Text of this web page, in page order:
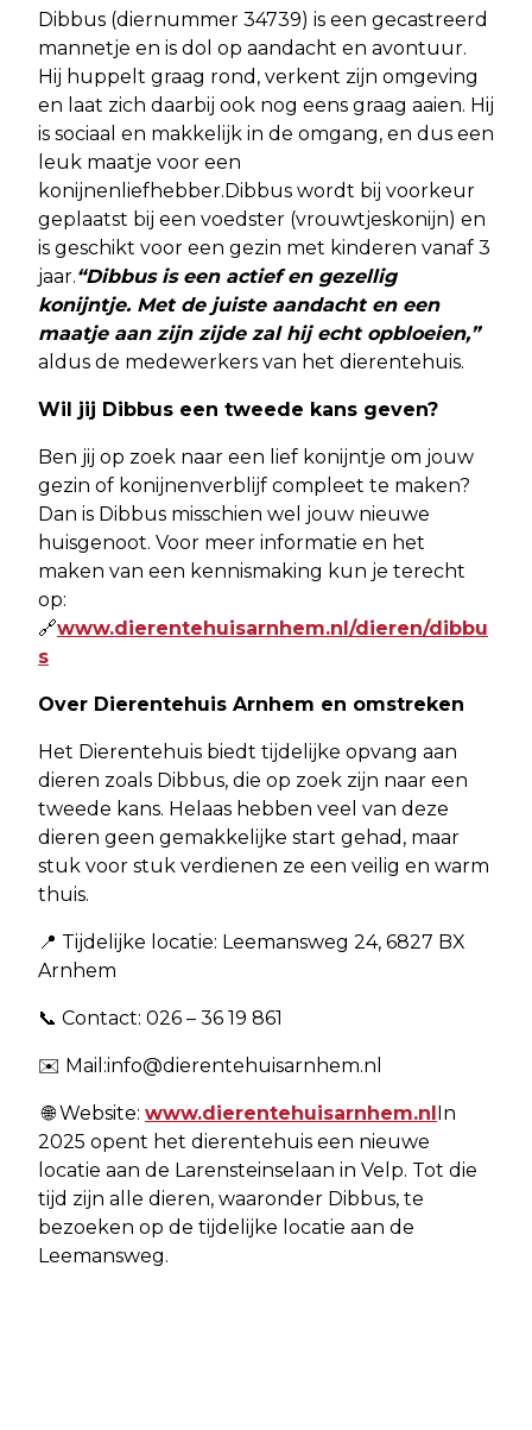
Dibbus (diernummer 34739) is een gecastreerd
mannetje en is dol op aandacht en avontuur.
Hij huppelt graag rond, verkent zijn omgeving
en laat zich daarbij ook nog eens graag aaien. Hij
is sociaal en makkelijk in de omgang, en dus een
leuk maatje voor een
konijnenliefhebber.Dibbus wordt bij voorkeur
geplaatst bij een voedster (vrouwtjeskonijn) en
is geschikt voor een gezin met kinderen vanaf 3
jaar.“Dibbus is een actief en gezellig
konijntje. Met de juiste aandacht en een
maatje aan zijn zijde zal hij echt opbloeien,”
aldus de medewerkers van het dierentehuis.
Wil jij Dibbus een tweede kans geven?
Ben jij op zoek naar een lief konijntje om jouw
gezin of konijnenverblijf compleet te maken?
Dan is Dibbus misschien wel jouw nieuwe
huisgenoot. Voor meer informatie en het
maken van een kennismaking kun je terecht
op:
🔗www.dierentehuisarnhem.nl/dieren/dibbu
s
Over Dierentehuis Arnhem en omstreken
Het Dierentehuis biedt tijdelijke opvang aan
dieren zoals Dibbus, die op zoek zijn naar een
tweede kans. Helaas hebben veel van deze
dieren geen gemakkelijke start gehad, maar
stuk voor stuk verdienen ze een veilig en warm
thuis.
📍 Tijdelijke locatie: Leemansweg 24, 6827 BX
Arnhem
📞 Contact: 026 – 36 19 861
✉️ Mail:info@dierentehuisarnhem.nl
🌐 Website: www.dierentehuisarnhem.nlIn
2025 opent het dierentehuis een nieuwe
locatie aan de Larensteinselaan in Velp. Tot die
tijd zijn alle dieren, waaronder Dibbus, te
bezoeken op de tijdelijke locatie aan de
Leemansweg.